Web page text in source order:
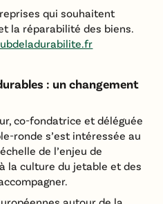
qui souhaitent
la réparabilité des biens.
: un changement
co-fondatrice et déléguée
ronde s’est intéressée au
de l’enjeu de
la culture du jetable et des